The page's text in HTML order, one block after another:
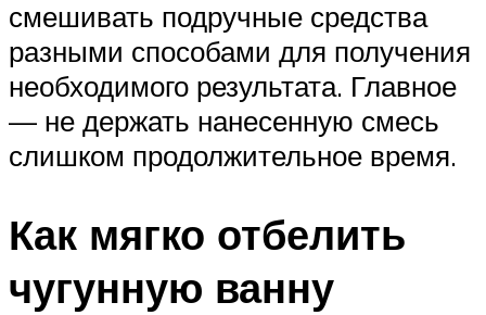
смешивать подручные средства
разными способами для получения
необходимого результата. Главное
— не держать нанесенную смесь
слишком продолжительное время.
Как мягко отбелить
чугунную ванну